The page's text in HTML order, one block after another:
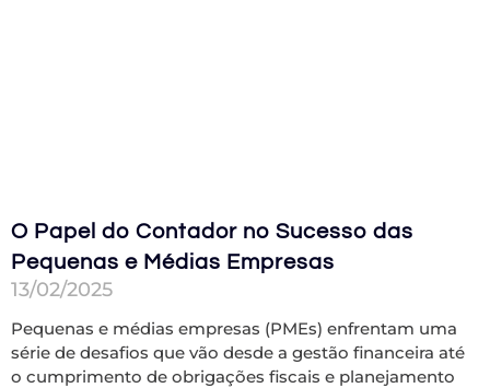
O Papel do Contador no Sucesso das
Pequenas e Médias Empresas
13/02/2025
Pequenas e médias empresas (PMEs) enfrentam uma
série de desafios que vão desde a gestão financeira até
o cumprimento de obrigações fiscais e planejamento